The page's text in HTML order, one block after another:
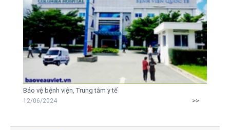
Bảo vệ bệnh viện, Trung tâm y tế
12/06/2024 >>